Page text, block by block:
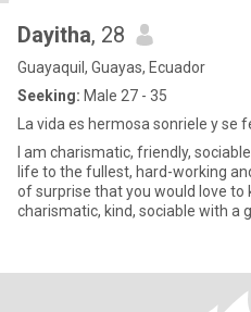
Dayitha, 28
Guayaquil, Guayas, Ecuador
Seeking: Male 27 - 35
La vida es hermosa sonriele y se
I am charismatic, friendly,
life to the fullest, hard-working
of surprise that you would love to
charismatic, kind, sociable with a